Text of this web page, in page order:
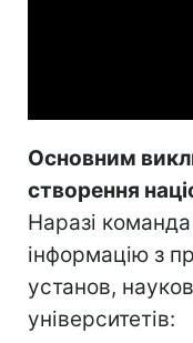
Основним
створення
Наразі
інформацію з
установ,
університетів: